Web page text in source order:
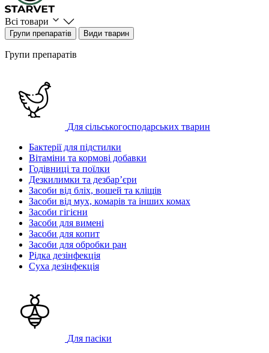
Всі товари
Групи препаратів Види тварин
Групи препаратів
Для сільськогосподарських тварин
Бактерії для підстилки
Вітаміни та кормові добавки
Годівниці та поїлки
Дезкилимки та дезбарʼєри
Засоби від бліх, вошей та кліщів
Засоби від мух, комарів та інших комах
Засоби гігієни
Засоби для вимені
Засоби для копит
Засоби для обробки ран
Рідка дезінфекція
Суха дезінфекція
Для пасіки